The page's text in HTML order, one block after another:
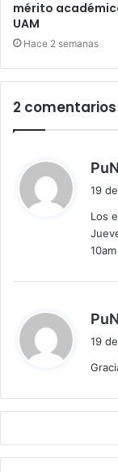
mérito
UAM
Hace 2 semanas
2 comentarios
19
Los
19